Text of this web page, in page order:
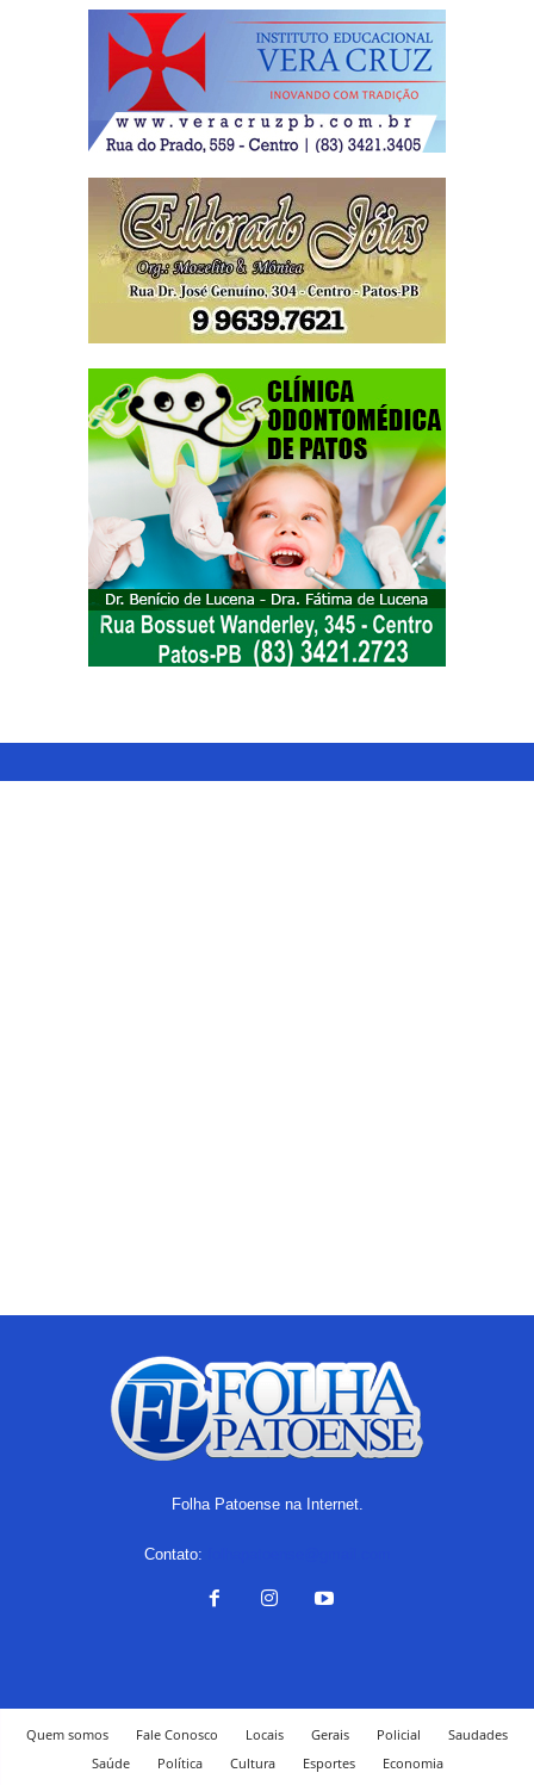
Folha Patoense na Internet.
Contato:
Quem somos Fale Conosco Locais Gerais Policial
Saudades
Saúde
Política Cultura Esportes Economia